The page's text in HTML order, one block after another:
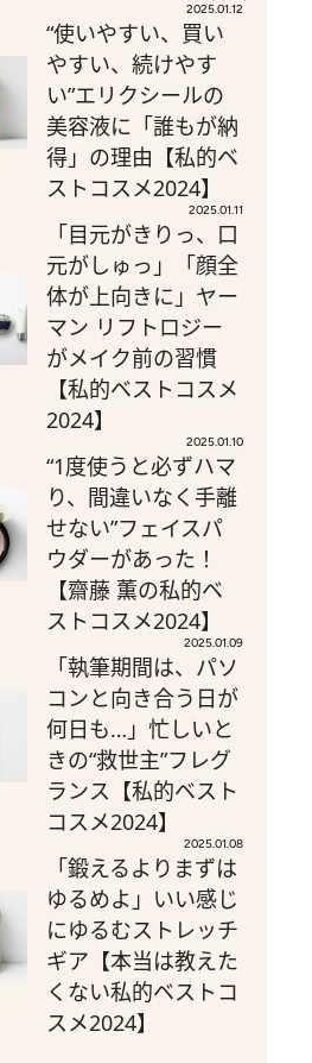
2025.01.12
“使いやすい、買い
やすい、続けやす
い”エリクシールの
美容液に「誰もが納
得」の理由【私的ベ
ストコスメ2024】
2025.01.11
「目元がきりっ、口
元がしゅっ」「顔全
体が上向きに」ヤー
マン リフトロジー
がメイク前の習慣
【私的ベストコスメ
2024】
2025.01.10
“1度使うと必ずハマ
り、間違いなく手離
せない”フェイスパ
ウダーがあった！
【齋藤 薫の私的ベ
ストコスメ2024】
2025.01.09
「執筆期間は、パソ
コンと向き合う日が
何日も…」忙しいと
きの“救世主”フレグ
ランス【私的ベスト
コスメ2024】
2025.01.08
「鍛えるよりまずは
ゆるめよ」いい感じ
にゆるむストレッチ
ギア【本当は教えた
くない私的ベストコ
スメ2024】